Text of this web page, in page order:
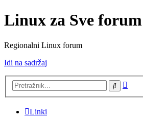
Linux za Sve forum
Regionalni Linux forum
Idi na sadržaj
Pretražnik
Linki